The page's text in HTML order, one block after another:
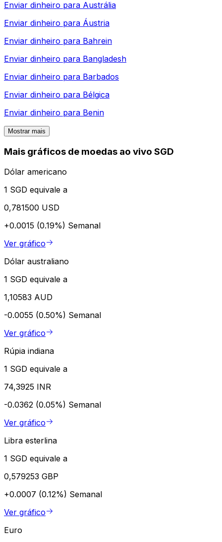
Enviar dinheiro para Austrália
Enviar dinheiro para Áustria
Enviar dinheiro para Bahrein
Enviar dinheiro para Bangladesh
Enviar dinheiro para Barbados
Enviar dinheiro para Bélgica
Enviar dinheiro para Benin
Mostrar mais
Mais gráficos de moedas ao vivo SGD
Dólar americano
1 SGD equivale a
0,781500 USD
+0.0015 (0.19%) Semanal
Ver gráfico
Dólar australiano
1 SGD equivale a
1,10583 AUD
-0.0055 (0.50%) Semanal
Ver gráfico
Rúpia indiana
1 SGD equivale a
74,3925 INR
-0.0362 (0.05%) Semanal
Ver gráfico
Libra esterlina
1 SGD equivale a
0,579253 GBP
+0.0007 (0.12%) Semanal
Ver gráfico
Euro